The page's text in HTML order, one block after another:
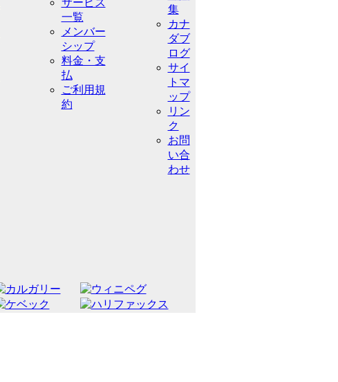
サービス
一覧
メンバー
シップ
料金・支
払
ご利用規
約
集
カナ
ダブ
ログ
サイ
トマ
ップ
リン
ク
お問
い合
わせ